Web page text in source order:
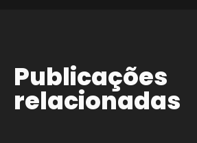
Publicações
relacionadas